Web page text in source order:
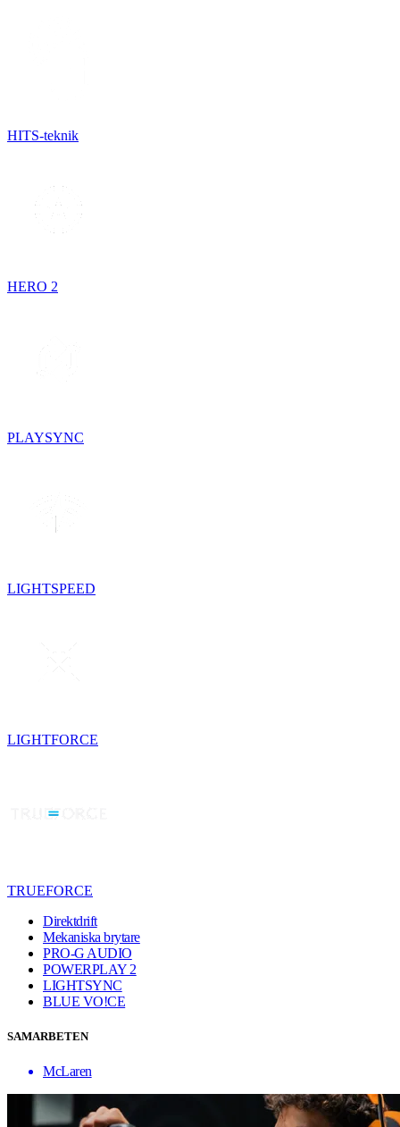
HITS-teknik
HERO 2
PLAYSYNC
LIGHTSPEED
LIGHTFORCE
TRUEFORCE
Direktdrift
Mekaniska brytare
PRO-G AUDIO
POWERPLAY 2
LIGHTSYNC
BLUE VO!CE
SAMARBETEN
McLaren